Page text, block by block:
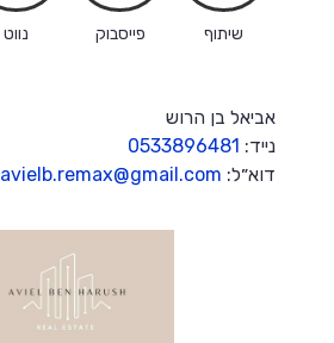
שיתוף פייסבוק נווט
אביאל בן הרוש
נייד: 0533896481
דוא״ל: avielb.remax@gmail.com